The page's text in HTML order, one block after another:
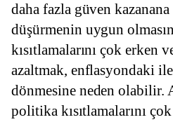
daha fazla güven kazanana
düşürmenin uygun
kısıtlamalarını çok erken
azaltmak, enflasyondaki
dönmesine neden olabilir.
politika kısıtlamalarını